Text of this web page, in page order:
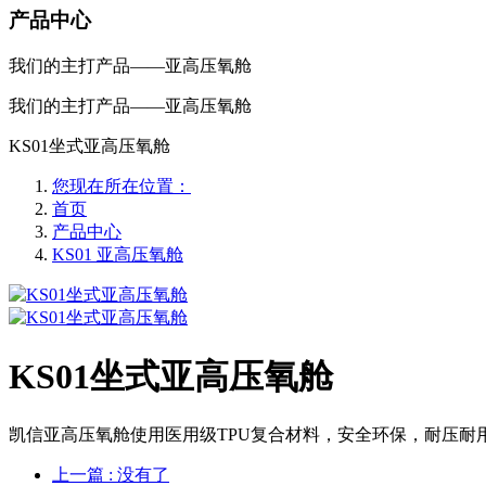
产品中心
我们的主打产品——亚高压氧舱
我们的主打产品——亚高压氧舱
KS01坐式亚高压氧舱
您现在所在位置：
首页
产品中心
KS01 亚高压氧舱
KS01坐式亚高压氧舱
凯信亚高压氧舱使用医用级TPU复合材料，安全环保，耐压耐
上一篇 : 没有了